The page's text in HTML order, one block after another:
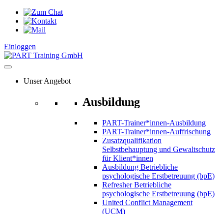
Zum
Inhalt
springen
Einloggen
Unser Angebot
Ausbildung
PART-Trainer*innen-Ausbildung
PART-Trainer*innen-Auffrischung
Zusatzqualifikation
Selbstbehauptung und Gewaltschutz
für Klient*innen
Ausbildung Betriebliche
psychologische Erstbetreuung (bpE)
Refresher Betriebliche
psychologische Erstbetreuung (bpE)
United Conflict Management
(UCM)